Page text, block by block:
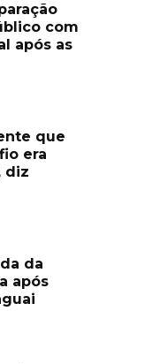
com
após as
que
era
diz
da
após